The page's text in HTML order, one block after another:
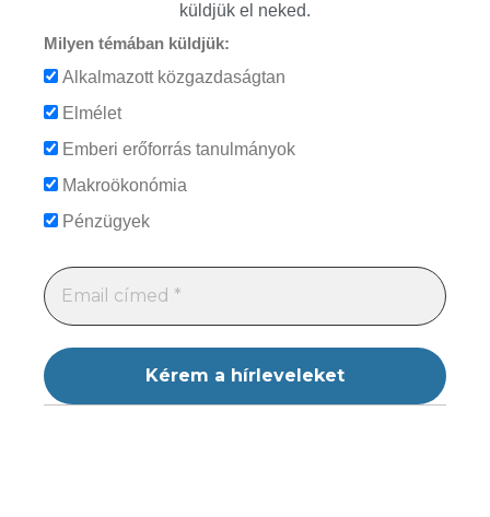
küldjük el neked.
Milyen témában küldjük:
Alkalmazott közgazdaságtan
Elmélet
Emberi erőforrás tanulmányok
Makroökonómia
Pénzügyek